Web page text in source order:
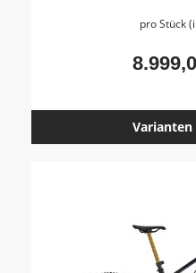
pro Stück